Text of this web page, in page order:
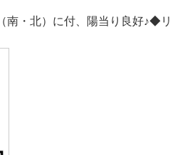
・北）に付、陽当り良好♪◆